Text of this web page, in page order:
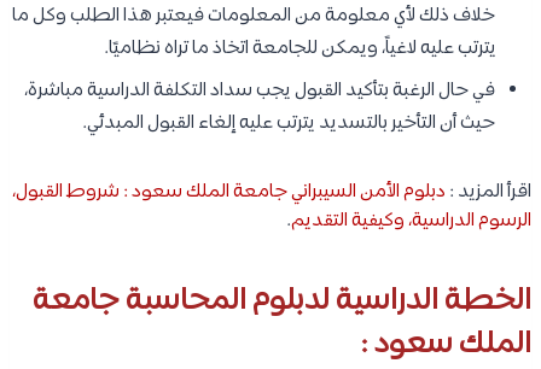
خلاف ذلك لأي معلومة من المعلومات فيعتبر هذا الطلب وكل ما
يترتب عليه لاغياً، ويمكن للجامعة اتخاذ ما تراه نظاميًا.
في حال الرغبة بتأكيد القبول يجب سداد التكلفة الدراسية مباشرة،
حيث أن التأخير بالتسديد يترتب عليه إلغاء القبول المبدئي.
اقرأ المزيد : دبلوم الأمن السيبراني جامعة الملك سعود : شروط القبول،
الرسوم الدراسية، وكيفية التقديم.
الخطة الدراسية لدبلوم المحاسبة جامعة
الملك سعود :